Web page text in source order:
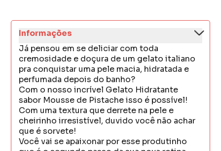
Informações
Já pensou em se deliciar com toda
cremosidade e doçura de um gelato italiano
pra conquistar uma pele macia, hidratada e
perfumada depois do banho?
Com o nosso incrível Gelato Hidratante
sabor Mousse de Pistache isso é possível!
Com uma textura que derrete na pele e
cheirinho irresistível, duvido você não achar
que é sorvete!
Você vai se apaixonar por esse produtinho